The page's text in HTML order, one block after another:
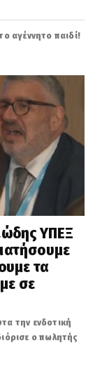
αγέννητο παιδί!
ΥΠΕΞ
τα
σε
την ενδοτική
ο πωλητής